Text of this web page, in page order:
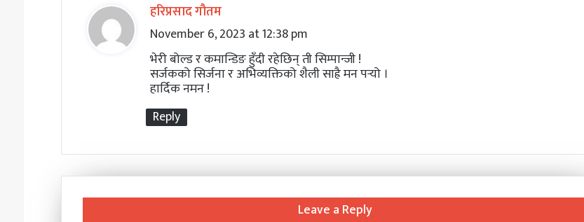
हरिप्रसाद गौतमs
a
y
s
November 6, 2023 at 12:38 pm
भेरी बोल्ड र कमान्डिङ हुँदी रहेछिन् ती सिम्पान्जी !
सर्जकको सिर्जना र अभिव्यक्तिको शैली साह्रै मन पर्‍यो ।
हार्दिक नमन !
Reply
Leave a Reply